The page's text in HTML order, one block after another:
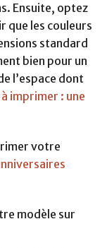
Ensuite, optez
que les couleurs
standard
bien pour un
l’espace dont
imprimer : une
votre
modèle sur